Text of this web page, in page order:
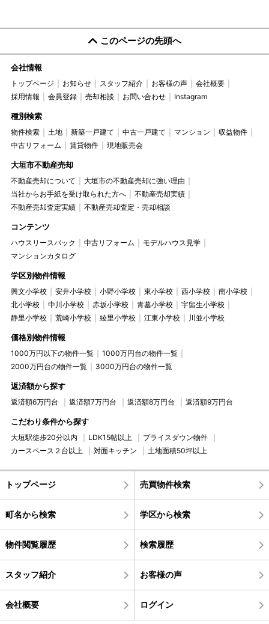
このページの先頭へ
会社情報
トップページ お知らせ スタッフ紹介 お客様の声
会社概要
採用情報
会員登録 売却相談 お問い合わせ Instagram
種別検索
物件検索 土地 新築一戸建て 中古一戸建て マンション
収益物件
中古リフォーム
賃貸物件 現地販売会
大垣市不動産売却
不動産売却について
大垣市の不動産売却に強い理由
当社からお手紙を受け取られた方へ
不動産売却実績
不動産売却査定実績
不動産売却査定・売却相談
コンテンツ
ハウスリースバック 中古リフォーム
モデルハウス見学
マンションカタログ
学区別物件情報
興文小学校 安井小学校 小野小学校 東小学校 西小学校
南小学校
北小学校
中川小学校 赤坂小学校 青墓小学校
宇留生小学校
静里小学校
荒崎小学校 綾里小学校 江東小学校 川並小学校
価格別物件情報
1000万円以下の物件一覧
1000万円台の物件一覧
2000万円台の物件一覧
3000万円台の物件一覧
返済額から探す
返済額6万円台 返済額7万円台 返済額8万円台 返済額9万円台
こだわり条件から探す
大垣駅徒歩20分以内 LDK15帖以上
プライスダウン物件
カースペース２台以上
対面キッチン 土地面積50坪以上
トップページ 売買物件検索
町名から検索 学区から検索
物件閲覧履歴 検索履歴
スタッフ紹介 お客様の声
会社概要 ログイン